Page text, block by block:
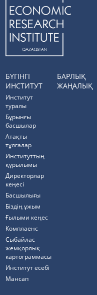
БҮГІНГІ
ИНСТИТУТ
Институт
туралы
Бұрынғы
басшылар
Атақты
тұлғалар
Институттың
құрылымы
Директорлар
кеңесі
Басшылығы
Біздің ұжым
Ғылыми кеңес
Комплаенс
Cыбайлас
жемқорлық
картограммасы
Институт есебі
Мансап
БАРЛЫҚ
ЖАҢАЛЫҚ